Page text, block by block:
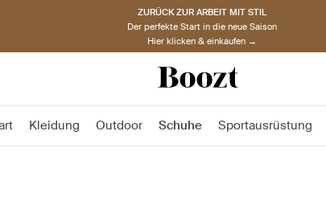
ZURÜCK ZUR ARBEIT MIT STIL
Der perfekte Start in die neue Saison
Hier klicken & einkaufen →
Kleidung Outdoor Schuhe Sportausrüstung